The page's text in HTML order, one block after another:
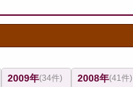
2009年(34件) 2008年(41件)